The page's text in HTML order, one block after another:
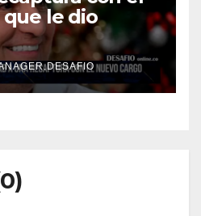
le dio